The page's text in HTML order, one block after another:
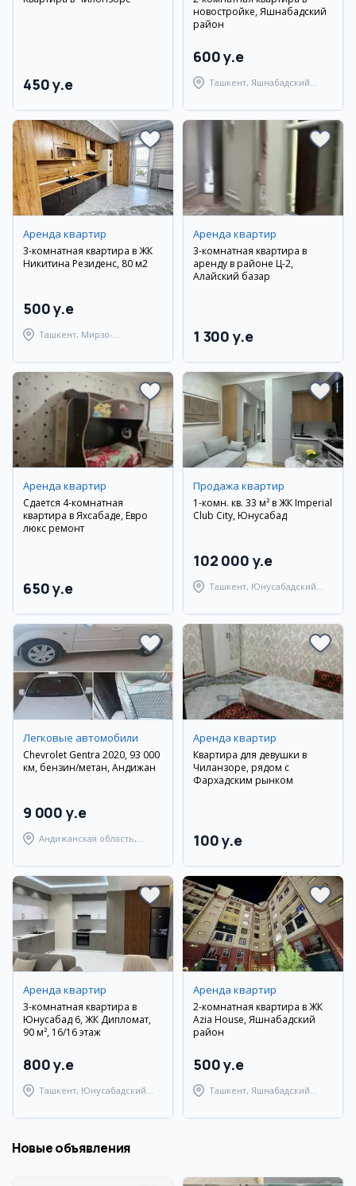
450 y.e
новостройке, Яшнабадский
район
600 y.e
Ташкент, Яшнабадский
Аренда квартир
3-комнатная квартира в ЖК
Никитина Резиденс, 80 м2
500 y.e
Ташкент, Мирзо-
Аренда квартир
3-комнатная квартира в
аренду в районе Ц-2,
Алайский базар
1 300 y.e
Аренда квартир
Сдается 4-комнатная
квартира в Яхсабаде, Евро
люкс ремонт
650 y.e
Продажа квартир
1-комн. кв. 33 м² в ЖК Imperial
Club City, Юнусабад
102 000 y.e
Ташкент, Юнусабадский
Легковые автомобили
Chevrolet Gentra 2020, 93 000
км, бензин/метан, Андижан
9 000 y.e
Андижанская область,
Аренда квартир
Квартира для девушки в
Чиланзоре, рядом с
Фархадским рынком
100 y.e
Аренда квартир
3-комнатная квартира в
Юнусабад 6, ЖК Дипломат,
90 м², 16/16 этаж
800 y.e
Ташкент, Юнусабадский
Аренда квартир
2-комнатная квартира в ЖК
Azia House, Яшнабадский
район
500 y.e
Ташкент, Яшнабадский
Новые объявления